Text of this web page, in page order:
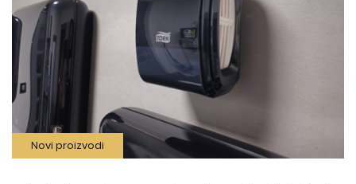
Novi proizvodi